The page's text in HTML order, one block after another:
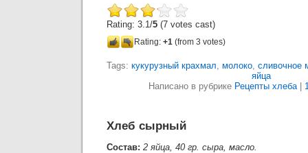
Rating: 3.1/5 (7 votes cast)
Rating: +1 (from 3 votes)
Tags: кукурузный крахмал, молоко, сливочное
яйца
Написано в рубрике Рецепты хлеба|
Хлеб сырный
Состав: 2 яйца, 40 гр. сыра, масло.